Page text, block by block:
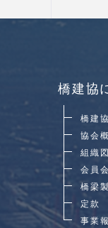
橋建協
橋建
協会
組織
会員
橋梁
定款
事業